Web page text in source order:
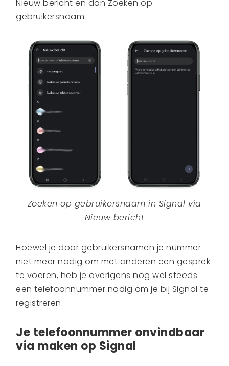
Nieuw bericht en dan Zoeken op
gebruikersnaam:
Zoeken op gebruikersnaam in Signal via
Nieuw bericht
Hoewel je door gebruikersnamen je nummer
niet meer nodig om met anderen een gesprek
te voeren, heb je overigens nog wel steeds
een telefoonnummer nodig om je bij Signal te
registreren.
Je telefoonnummer onvindbaar
via maken op Signal